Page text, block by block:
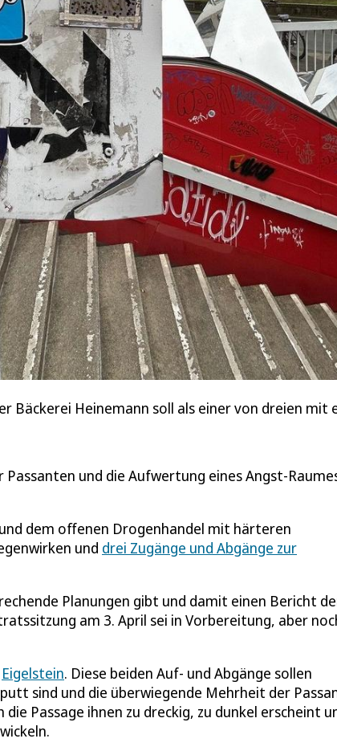
Bäckerei Heinemann soll als einer von dreien
und die Aufwertung eines Angst-
dem offenen Drogenhandel mit härteren
und drei Zugänge und Abgänge zur
Planungen gibt und damit einen Bericht
am 3. April sei in Vorbereitung, aber
Eigelstein. Diese beiden Auf- und Abgänge sollen
sind und die überwiegende Mehrheit der
Passage ihnen zu dreckig, zu dunkel erscheint